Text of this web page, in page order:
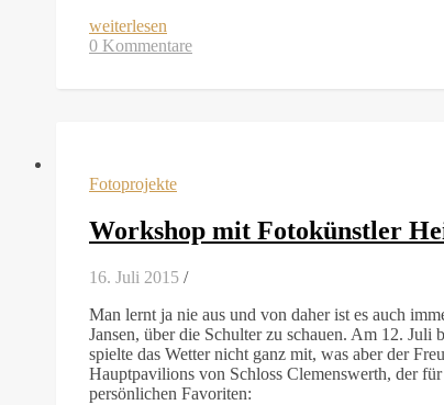
weiterlesen
0 Kommentare
Fotoprojekte
Workshop mit Fotokünstler
16. Juli 2015 /
Man lernt ja nie aus und von daher ist es auch
Jansen, über die Schulter zu schauen. Am 12.
spielte das Wetter nicht ganz mit, was aber der
Hauptpavilions von Schloss Clemenswerth, der
persönlichen Favoriten: